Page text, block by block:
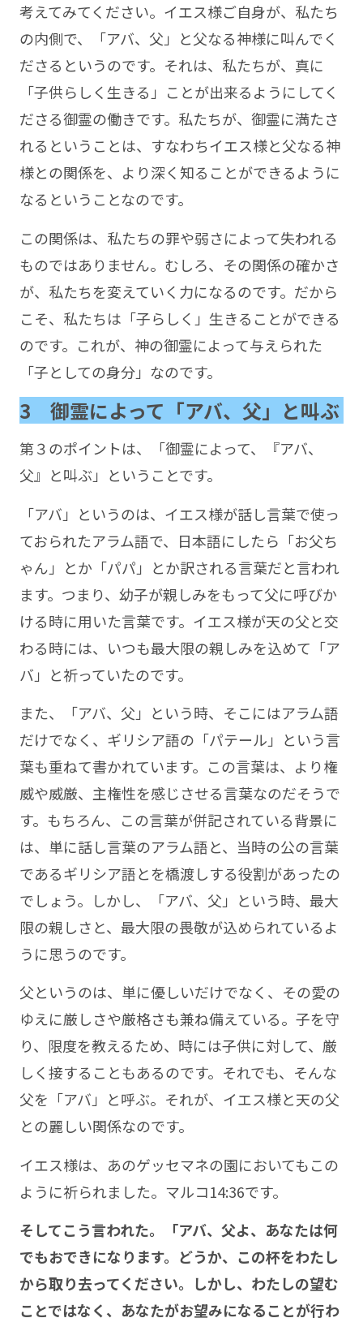
考えてみてください。イエス様ご自身が、私たち
の内側で、「アバ、父」と父なる神様に叫んでく
ださるというのです。それは、私たちが、真に
「子供らしく生きる」ことが出来るようにしてく
ださる御霊の働きです。私たちが、御霊に満たさ
れるということは、すなわちイエス様と父なる神
様との関係を、より深く知ることができるように
なるということなのです。
この関係は、私たちの罪や弱さによって失われる
ものではありません。むしろ、その関係の確かさ
が、私たちを変えていく力になるのです。だから
こそ、私たちは「子らしく」生きることができる
のです。これが、神の御霊によって与えられた
「子としての身分」なのです。
3 御霊によって「アバ、父」と叫ぶ
第３のポイントは、「御霊によって、『アバ、
父』と叫ぶ」ということです。
「アバ」というのは、イエス様が話し言葉で使っ
ておられたアラム語で、日本語にしたら「お父ち
ゃん」とか「パパ」とか訳される言葉だと言われ
ます。つまり、幼子が親しみをもって父に呼びか
ける時に用いた言葉です。イエス様が天の父と交
わる時には、いつも最大限の親しみを込めて「ア
バ」と祈っていたのです。
また、「アバ、父」という時、そこにはアラム語
だけでなく、ギリシア語の「パテール」という言
葉も重ねて書かれています。この言葉は、より権
威や威厳、主権性を感じさせる言葉なのだそうで
す。もちろん、この言葉が併記されている背景に
は、単に話し言葉のアラム語と、当時の公の言葉
であるギリシア語とを橋渡しする役割があったの
でしょう。しかし、「アバ、父」という時、最大
限の親しさと、最大限の畏敬が込められているよ
うに思うのです。
父というのは、単に優しいだけでなく、その愛の
ゆえに厳しさや厳格さも兼ね備えている。子を守
り、限度を教えるため、時には子供に対して、厳
しく接することもあるのです。それでも、そんな
父を「アバ」と呼ぶ。それが、イエス様と天の父
との麗しい関係なのです。
イエス様は、あのゲッセマネの園においてもこの
ように祈られました。マルコ14:36です。
そしてこう言われた。「アバ、父よ、あなたは何
でもおできになります。どうか、この杯をわたし
から取り去ってください。しかし、わたしの望む
ことではなく、あなたがお望みになることが行わ